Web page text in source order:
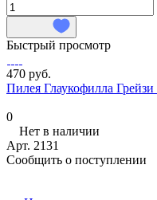
Быстрый просмотр
470 руб.
Пилея Глаукофилла
0
Нет в наличии
Арт. 2131
Сообщить о поступлении